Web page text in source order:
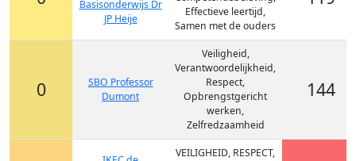
Basisonderwijs Dr
JP Heije
Effectieve leertijd,
Samen met de ouders
0
SBO Professor
Dumont
Veiligheid,
Verantwoordelijkheid,
Respect,
Opbrengstgericht
werken,
Zelfredzaamheid
144
VEILIGHEID, RESPECT,